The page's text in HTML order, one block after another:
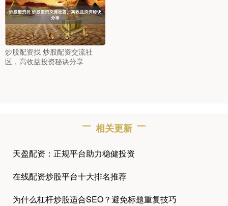
炒股配资找 炒股配资交流社
区，高收益投资秘诀分享
相关更新
天盈配资：正规平台助力稳健投资
在线配资炒股平台十大排名推荐
为什么杠杆炒股适合SEO？避免标题重复技巧